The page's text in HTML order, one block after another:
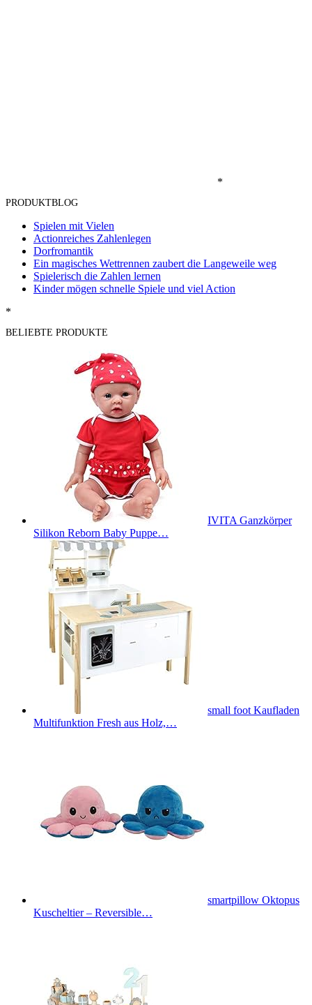
*
PRODUKTBLOG
Spielen mit Vielen
Actionreiches Zahlenlegen
Dorfromantik
Ein magisches Wettrennen zaubert die Langeweile weg
Spielerisch die Zahlen lernen
Kinder mögen schnelle Spiele und viel Action
*
BELIEBTE PRODUKTE
IVITA Ganzkörper
Silikon Reborn Baby Puppe…
small foot Kaufladen
Multifunktion Fresh aus Holz,…
smartpillow Oktopus
Kuscheltier – Reversible…